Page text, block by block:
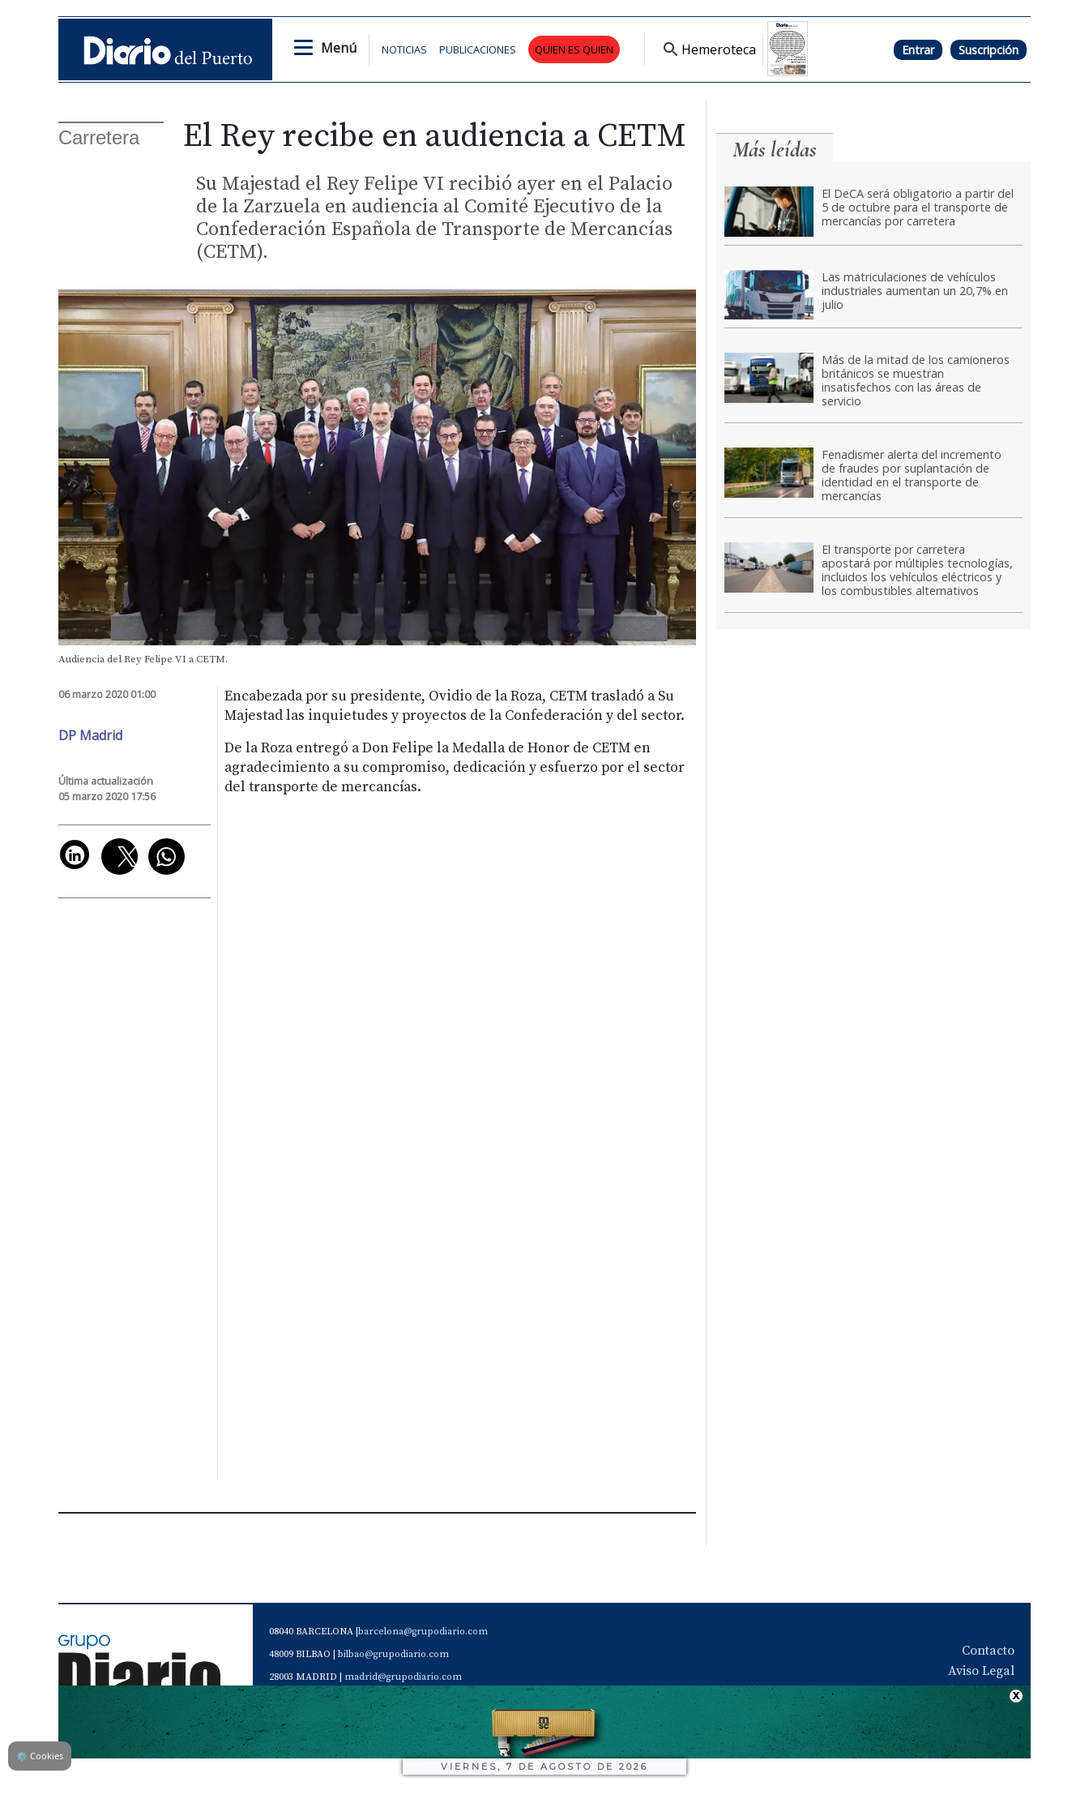
Menú NOTICIAS PUBLICACIONES QUIEN ES QUIEN Hemeroteca Entrar Suscripción
VIERNES, 7 DE AGOSTO DE 2026
Carretera El Rey recibe en audiencia a CETM
Su Majestad el Rey Felipe VI recibió ayer en el Palacio
de la Zarzuela en audiencia al Comité Ejecutivo de la
Confederación Española de Transporte de Mercancías
(CETM).
Audiencia del Rey Felipe VI a CETM.
06 marzo 2020 01:00
DP Madrid
Última actualización
05 marzo 2020 17:56
Encabezada por su presidente, Ovidio de la Roza, CETM trasladó a Su
Majestad las inquietudes y proyectos de la Confederación y del sector.
De la Roza entregó a Don Felipe la Medalla de Honor de CETM en
agradecimiento a su compromiso, dedicación y esfuerzo por el sector
del transporte de mercancías.
Más leídas
El DeCA será obligatorio a partir del
5 de octubre para el transporte de
mercancías por carretera
Las matriculaciones de vehículos
industriales aumentan un 20,7% en
julio
Más de la mitad de los camioneros
británicos se muestran
insatisfechos con las áreas de
servicio
Fenadismer alerta del incremento
de fraudes por suplantación de
identidad en el transporte de
mercancías
El transporte por carretera
apostará por múltiples tecnologías,
incluidos los vehículos eléctricos y
los combustibles alternativos
08040 BARCELONA | barcelona@grupodiario.com
48009 BILBAO | bilbao@grupodiario.com
28003 MADRID | madrid@grupodiario.com
46120 Alboraya. VALENCIA |
valencia@grupodiario.com
Servicio de Atención al Socio Suscriptor | sas@grupodiario.com
Teléfono de contacto de Diario del Puerto: 96 330 18 32
Contacto
Aviso Legal
Quiénes somos
Política de privacidad
⚙ Cookies